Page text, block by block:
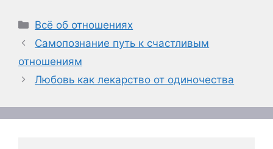
Рубрики
Всё об отношениях
Самопознание путь к счастливым
отношениям
Любовь как лекарство от одиночества